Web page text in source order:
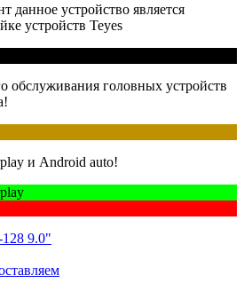
данное устройство является
устройств Teyes
обслуживания головных устройств
и Android auto!
9.0"